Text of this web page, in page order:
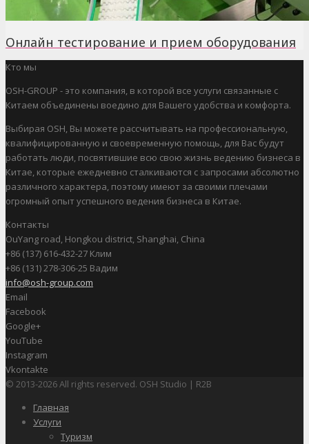
Онлайн тестирование и прием оборудования
Кто мы
OSH-GROUP - это компания, в которой все услуги связанные с
Китаем объединены воедино для Вашего удобства и комфорта.
Выбирая OSH, Вы можете рассчитывать на профессиональную,
квалифицированную и своевременную помощь, для Вас будут
работать люди, посвятившие всю свою жизнь ведению бизнеса в
Китае, которые ежедневно сталкиваются с запросами абсолютно
различного характера, поэтому имеют за своими плечами
огромный опыт успешного ведения бизнеса в Китае.
Контакты
OuYang road, Hongkou district, Shanghai, China
+86 (137) 616-432-27 Клим
+86 (131) 278-306-25 Вадим
info@osh-group.com
Email
Facebook
Google+
YouTube
Instagram
Vkontakte
© 2013-2026 All rights reserved. OSH Studio | R2B
Главная
Услуги
Туризм